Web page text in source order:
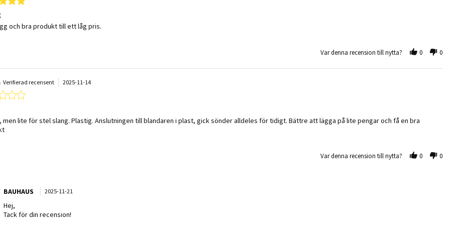
by Lina P. on 10 Feb 2026
stating Snygg
och bra produkt till ett låg pris.
Var denna recension till nytta? 0 0
Verifierad recensent
2.0 star rating
2025-11-14
by Johan on 14 Nov 2025
stating Okej
men lite för stel slang. Plastig. Anslutningen till blandaren i plast, gick sönder alldeles för tidigt. Bättre att lägga på lite pengar och få en bra
Var denna recension till nytta? 0 0
BAUHAUS
2025-11-21
Hej,
Tack för din recension!